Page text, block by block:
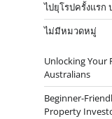
ไปยุโรปครั้งแรก
ไม่มีหมวดหมู่
Unlocking Your
Australians
Beginner-
Property